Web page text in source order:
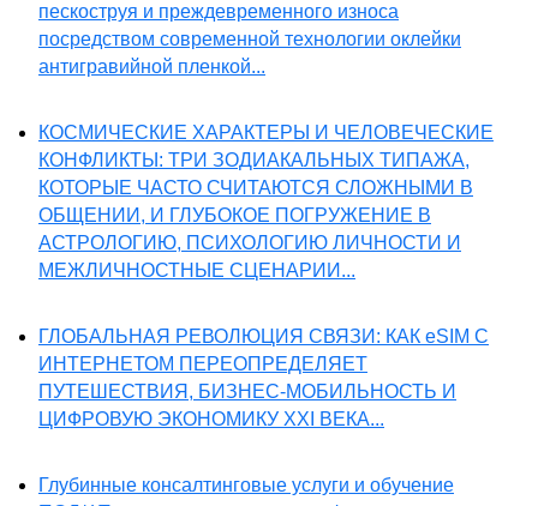
пескоструя и преждевременного износа
посредством современной технологии оклейки
антигравийной пленкой...
КОСМИЧЕСКИЕ ХАРАКТЕРЫ И ЧЕЛОВЕЧЕСКИЕ
КОНФЛИКТЫ: ТРИ ЗОДИАКАЛЬНЫХ ТИПАЖА,
КОТОРЫЕ ЧАСТО СЧИТАЮТСЯ СЛОЖНЫМИ В
ОБЩЕНИИ, И ГЛУБОКОЕ ПОГРУЖЕНИЕ В
АСТРОЛОГИЮ, ПСИХОЛОГИЮ ЛИЧНОСТИ И
МЕЖЛИЧНОСТНЫЕ СЦЕНАРИИ...
ГЛОБАЛЬНАЯ РЕВОЛЮЦИЯ СВЯЗИ: КАК eSIM С
ИНТЕРНЕТОМ ПЕРЕОПРЕДЕЛЯЕТ
ПУТЕШЕСТВИЯ, БИЗНЕС-МОБИЛЬНОСТЬ И
ЦИФРОВУЮ ЭКОНОМИКУ XXI ВЕКА...
Глубинные консалтинговые услуги и обучение